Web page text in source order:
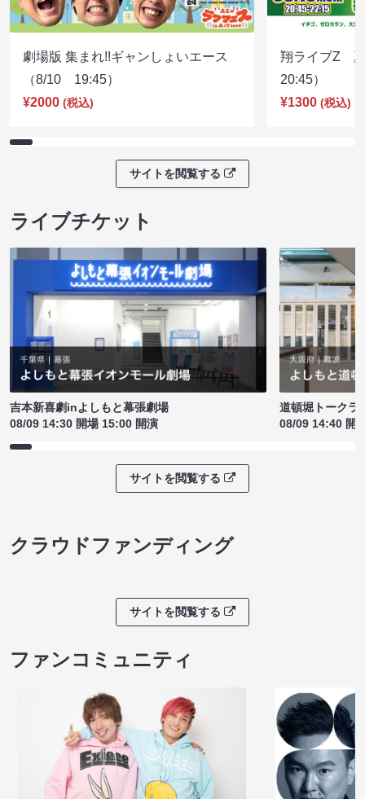
劇場版 集まれ!!ギャンしょいエース
（8/10 19:45）
¥2000 (税込)
翔ライブZ
20:45）
¥1300 (税込)
サイトを閲覧する
ライブチケット
吉本新喜劇inよしもと幕張劇場
08/09 14:30 開場 15:00 開演
道頓堀トークラ
08/09 14:40 開
サイトを閲覧する
クラウドファンディング
サイトを閲覧する
ファンコミュニティ